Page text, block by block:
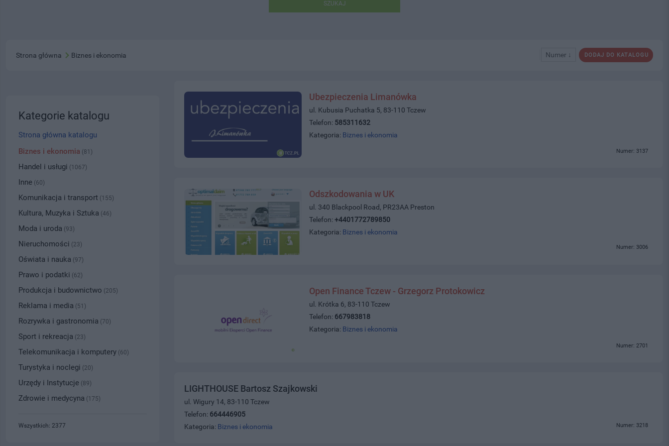
SZUKAJ
DODAJ DO KATALOGU
Numer ↓
Strona główna Biznes i ekonomia
Ubezpieczenia Limanówka
ul. Kubusia Puchatka 5, 83-110 Tczew
Telefon: 585311632
Kategoria: Biznes i ekonomia
Numer: 3137
Odszkodowania w UK
ul. 340 Blackpool Road, PR23AA Preston
Telefon:+4401772789850
Kategoria: Biznes i ekonomia
Numer: 3006
Open Finance Tczew - Grzegorz Protokowicz
ul. Krótka 6, 83-110 Tczew
Telefon: 667983818
Kategoria: Biznes i ekonomia
Numer: 2701
LIGHTHOUSE Bartosz Szajkowski
ul. Wigury 14, 83-110 Tczew
Telefon: 664446905
Kategoria: Biznes i ekonomia Numer: 3218
Kategorie katalogu
Strona główna katalogu
Biznes i ekonomia (81)
Handel i usługi (1067)
Inne (60)
Komunikacja i transport (155)
Kultura, Muzyka i Sztuka (46)
Moda i uroda (93)
Nieruchomości (23)
Oświata i nauka (97)
Prawo i podatki (62)
Produkcja i budownictwo (205)
Reklama i media (51)
Rozrywka i gastronomia (70)
Sport i rekreacja (23)
Telekomunikacja i komputery (60)
Turystyka i noclegi (20)
Urzędy i Instytucje (89)
Zdrowie i medycyna (175)
Wszystkich: 2377